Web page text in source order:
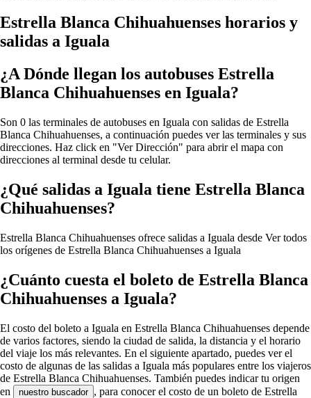
Estrella Blanca Chihuahuenses horarios y
salidas a Iguala
¿A Dónde llegan los autobuses Estrella
Blanca Chihuahuenses en Iguala?
Son 0 las terminales de autobuses en Iguala con salidas de Estrella
Blanca Chihuahuenses, a continuación puedes ver las terminales y sus
direcciones. Haz click en "Ver Dirección" para abrir el mapa con
direcciones al terminal desde tu celular.
¿Qué salidas a Iguala tiene Estrella Blanca
Chihuahuenses?
Estrella Blanca Chihuahuenses ofrece salidas a Iguala desde Ver todos
los orígenes de Estrella Blanca Chihuahuenses a Iguala
¿Cuánto cuesta el boleto de Estrella Blanca
Chihuahuenses a Iguala?
El costo del boleto a Iguala en Estrella Blanca Chihuahuenses depende
de varios factores, siendo la ciudad de salida, la distancia y el horario
del viaje los más relevantes. En el siguiente apartado, puedes ver el
costo de algunas de las salidas a Iguala más populares entre los viajeros
de Estrella Blanca Chihuahuenses. También puedes indicar tu origen
en
nuestro buscador , para conocer el costo de un boleto de Estrella